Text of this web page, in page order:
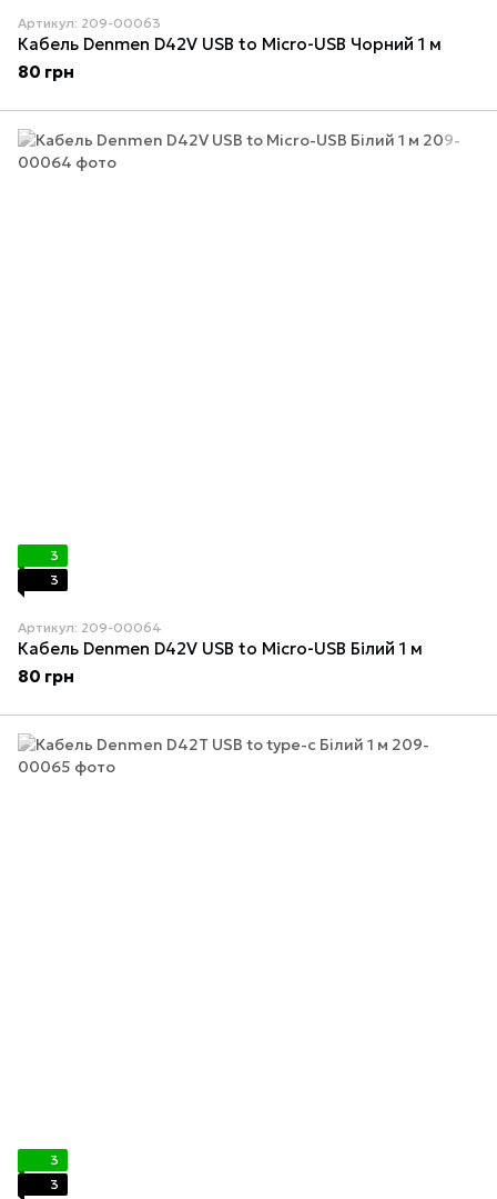
Артикул: 209-00063
Кабель Denmen D42V USB to Micro-USB Чорний 1 м
80 грн
3
3
Артикул: 209-00064
Кабель Denmen D42V USB to Micro-USB Білий 1 м
80 грн
3
3